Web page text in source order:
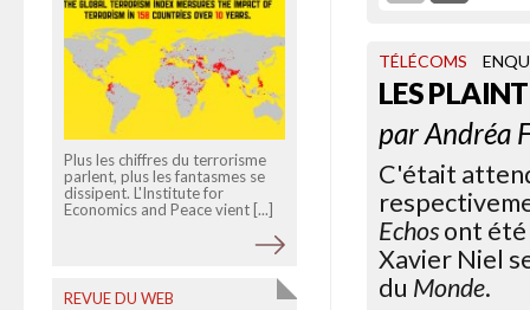
TÉLÉCOMS
LES
parAndréa
C'était
Echosont été
Xavier Niel
du Monde.
Plus les chiffres du terrorisme
parlent, plus les fantasmes se
dissipent. L'Institute for
Economics and Peace vient [...]
REVUE DU WEB
propositions des candidats sur
le numérique. C'est ce que
vous [...]
OLD LINKS